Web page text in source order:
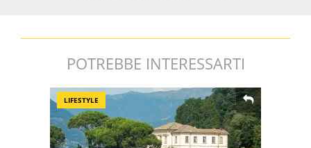
POTREBBE INTERESSARTI
LIFESTYLE